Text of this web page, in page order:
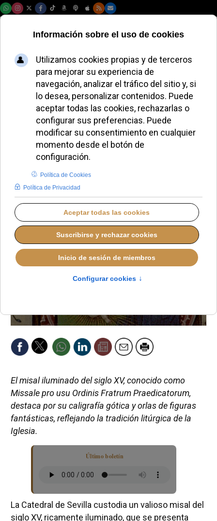
Un tesoro litúrgico
medieval: el misal
iluminado que
custodia Sevilla
MIGUEL PÉREZ H.
DIÓCESIS DE SEVILLA
MARTES, 30 DICIEMBRE 2025 12:30
El misal iluminado del siglo XV, conocido como
Missale pro usu Ordinis Fratrum Praedicatorum,
destaca por su caligrafía gótica y orlas de figuras
fantásticas, reflejando la tradición litúrgica de la
Iglesia.
Último boletín
La Catedral de Sevilla custodia un valioso misal del
siglo XV, ricamente iluminado, que se presenta